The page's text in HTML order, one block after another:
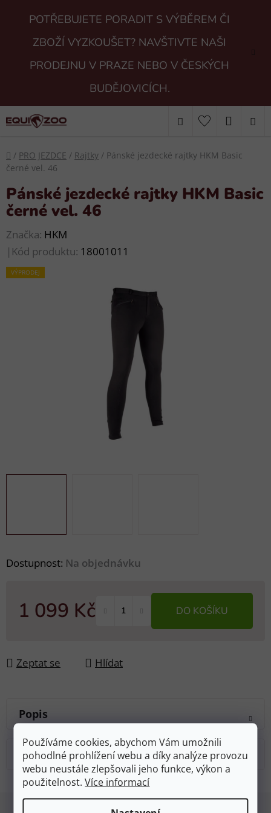
Používáme cookies, abychom Vám umožnili
pohodlné prohlížení webu a díky analýze provozu
webu neustále zlepšovali jeho funkce, výkon a
použitelnost.Více informací
POTŘEBUJETE PORADIT S VÝBĚREM ČI
ZBOŽÍ VYZKOUŠET? NAVŠTIVTE NAŠI
PRODEJNU V PRAZE NEBO V ČESKÝCH
BUDĚJOVICÍCH.
Hledat
KOŠÍK
Domů
/ PRO JEZDCE / Rajtky / Pánské jezdecké rajtky HKM Basic
černé vel. 46
Dostupnost: Na objednávku
1 099 Kč DO KOŠÍKU
Zeptat se Hlídat
Pánské jezdecké rajtky HKM Basic
černé vel. 46
Značka: HKM
| Kód produktu: 18001011
VÝPRODEJ
Popis
Diskuze